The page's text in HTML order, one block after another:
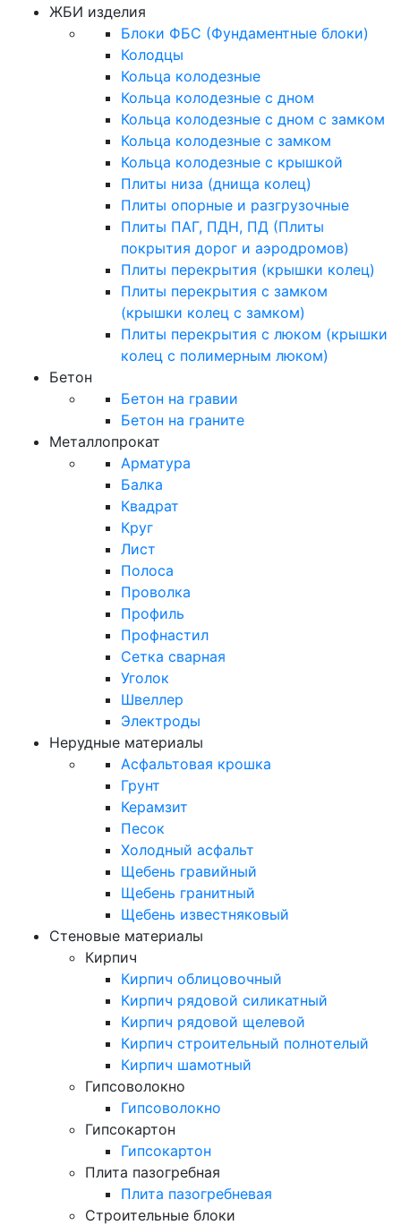
ЖБИ изделия
Блоки ФБС (Фундаментные блоки)
Колодцы
Кольца колодезные
Кольца колодезные с дном
Кольца колодезные с дном с замком
Кольца колодезные с замком
Кольца колодезные с крышкой
Плиты низа (днища колец)
Плиты опорные и разгрузочные
Плиты ПАГ, ПДН, ПД (Плиты
покрытия дорог и аэродромов)
Плиты перекрытия (крышки колец)
Плиты перекрытия с замком
(крышки колец с замком)
Плиты перекрытия с люком (крышки
колец с полимерным люком)
Бетон
Бетон на гравии
Бетон на граните
Металлопрокат
Арматура
Балка
Квадрат
Круг
Лист
Полоса
Проволка
Профиль
Профнастил
Сетка сварная
Уголок
Швеллер
Электроды
Нерудные материалы
Асфальтовая крошка
Грунт
Керамзит
Песок
Холодный асфальт
Щебень гравийный
Щебень гранитный
Щебень известняковый
Стеновые материалы
Кирпич
Кирпич облицовочный
Кирпич рядовой силикатный
Кирпич рядовой щелевой
Кирпич строительный полнотелый
Кирпич шамотный
Гипсоволокно
Гипсоволокно
Гипсокартон
Гипсокартон
Плита пазогребная
Плита пазогребневая
Строительные блоки